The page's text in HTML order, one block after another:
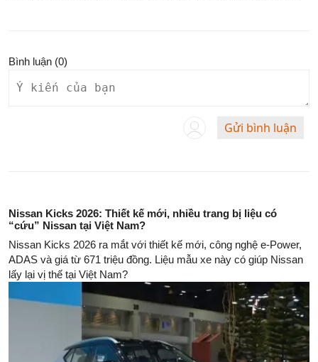
Bình luận (0)
Gửi bình luận
Nissan Kicks 2026: Thiết kế mới, nhiều trang bị liệu có
“cứu” Nissan tại Việt Nam?
Nissan Kicks 2026 ra mắt với thiết kế mới, công nghệ e-Power,
ADAS và giá từ 671 triệu đồng. Liệu mẫu xe này có giúp Nissan
lấy lại vị thế tại Việt Nam?